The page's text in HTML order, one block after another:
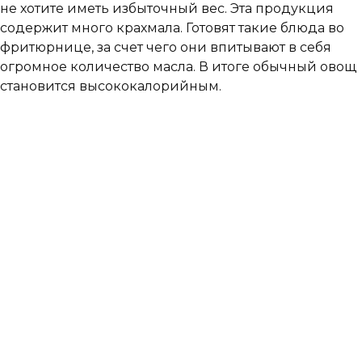
не хотите иметь избыточный вес. Эта продукция
содержит много крахмала. Готовят такие блюда во
фритюрнице, за счет чего они впитывают в себя
огромное количество масла. В итоге обычный овощ
становится высококалорийным.